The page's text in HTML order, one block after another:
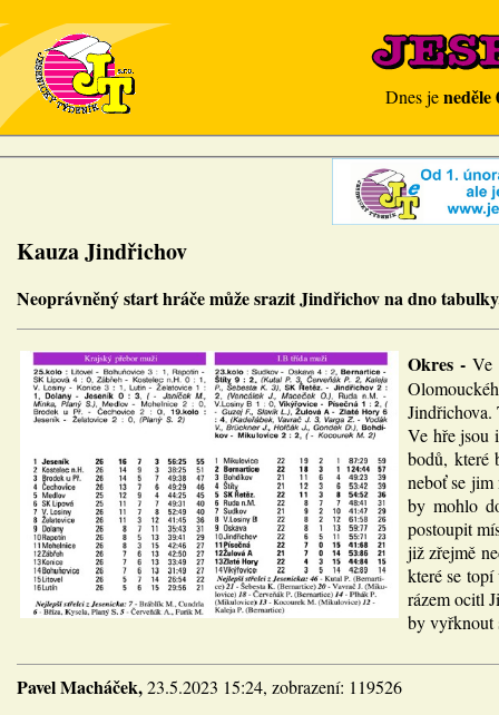
Dnes jeneděle
Kauza Jindřichov
Neoprávněný start hráče může srazit Jindřichov na dno
Okres - Ve
Ve hře jsou
bodů, které
neboť se jim
by mohlo
postoupit
již zřejmě
které se
rázem ocitl
by vyřknout
Pavel Macháček,23.5.2023 15:24, zobrazení: 119526